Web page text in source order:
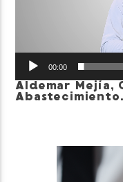
00:00
Aldemar Mejía,
Abastecimiento.